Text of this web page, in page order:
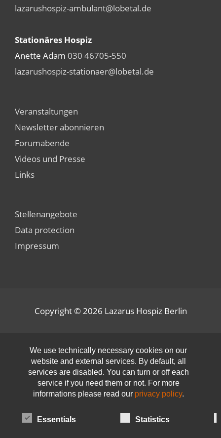
lazarushospiz-ambulant@lobetal.de
Stationäres Hospiz
Anette Adam 030 46705-550
lazarushospiz-stationaer@lobetal.de
Veranstaltungen
Newsletter abonnieren
Forumabende
Videos und Presse
Links
Stellenangebote
Data protection
Impressum
Copyright © 2026 Lazarus Hospiz Berlin
Open toolbar
We use technically necessary cookies on our
website and external services. By default, all
services are disabled. You can turn or off each
service if you need them or not. For more
informations please read our privacy policy.
Essentials Statistics